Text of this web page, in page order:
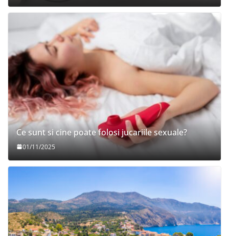
Ce sunt si cine poate folosi jucariile sexuale?
01/11/2025